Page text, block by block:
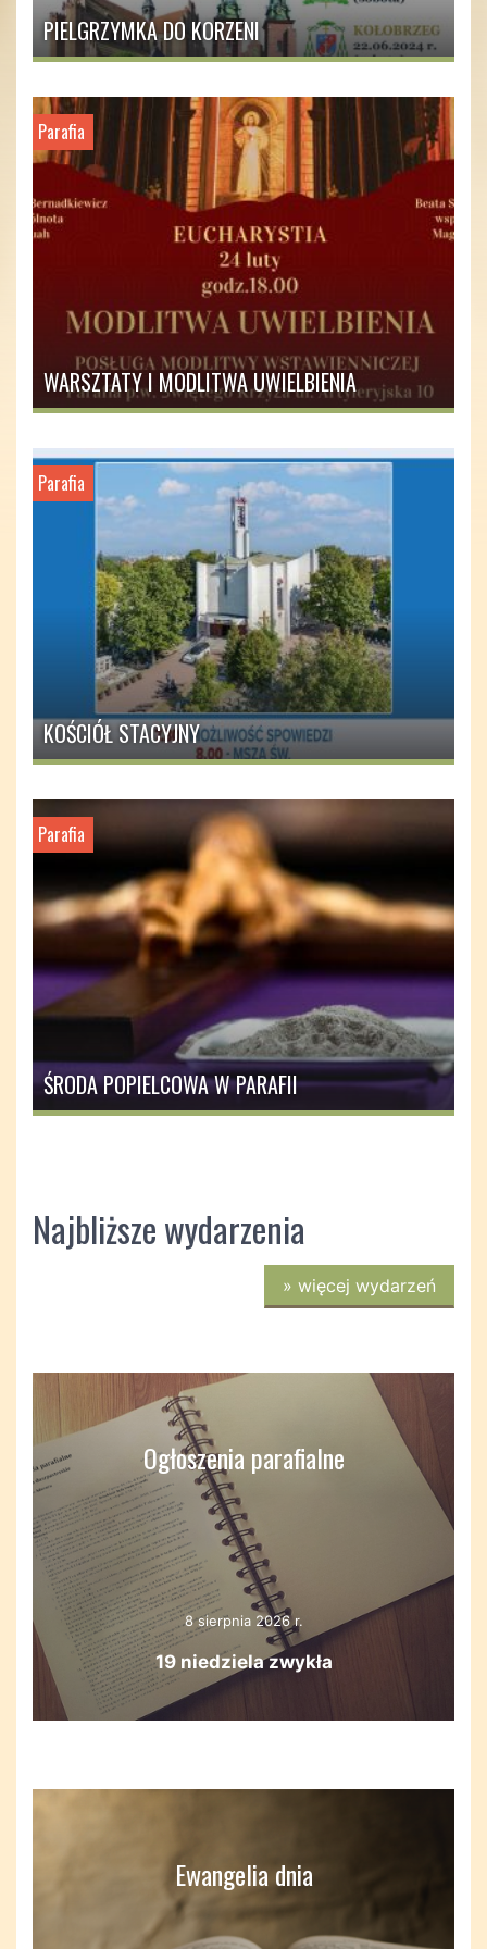
PIELGRZYMKA DO KORZENI
WARSZTATY I MODLITWA UWIELBIENIA
Parafia
KOŚCIÓŁ STACYJNY
Parafia
ŚRODA POPIELCOWA W PARAFII
Parafia
Najbliższe wydarzenia
» więcej wydarzeń
Ogłoszenia parafialne
8 sierpnia 2026 r.
19 niedziela zwykła
Ewangelia dnia